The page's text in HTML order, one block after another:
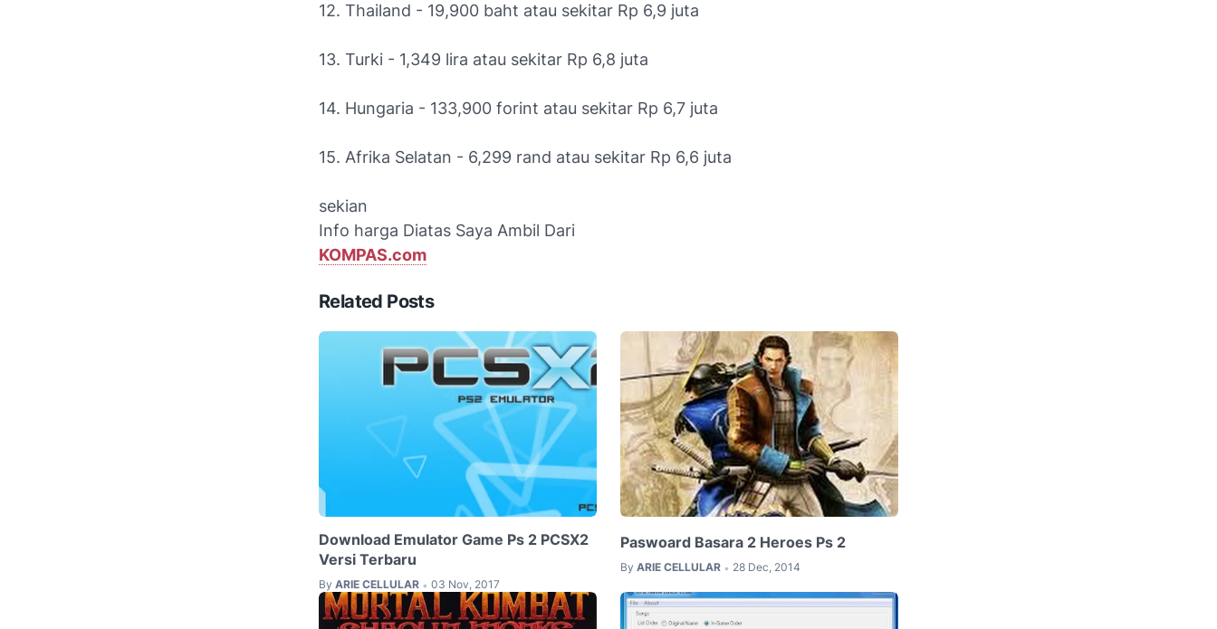
12. Thailand - 19,900 baht atau sekitar Rp 6,9 juta
13. Turki - 1,349 lira atau sekitar Rp 6,8 juta
14. Hungaria - 133,900 forint atau sekitar Rp 6,7 juta
15. Afrika Selatan - 6,299 rand atau sekitar Rp 6,6 juta
sekian
Info harga Diatas Saya Ambil Dari
KOMPAS.com
Related Posts
Download Emulator Game Ps 2 PCSX2
Versi Terbaru
By ARIE CELLULAR • 03 Nov, 2017
Paswoard Basara 2 Heroes Ps 2
By ARIE CELLULAR • 28 Dec, 2014